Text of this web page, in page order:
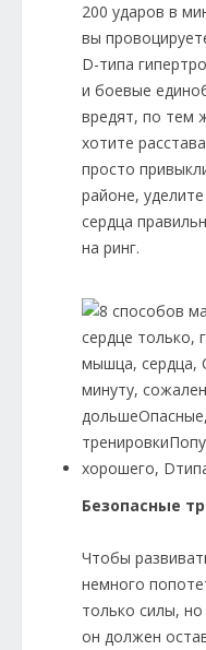
200 ударов в
вы
D-типа
и боевые
вредят, по тем
хотите
просто
районе,
сердца
на ринг.
Безопасные
Чтобы
немного
только силы,
он должен